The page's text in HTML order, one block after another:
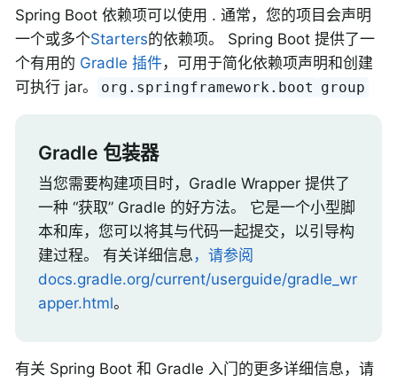
Spring Boot 依赖项可以使用 . 通常，您的项目会声明
一个或多个Starters的依赖项。 Spring Boot 提供了一
个有用的 Gradle 插件，可用于简化依赖项声明和创建
可执行 jar。
org.springframework.boot group
Gradle 包装器
当您需要构建项目时，Gradle Wrapper 提供了
一种 “获取” Gradle 的好方法。 它是一个小型脚
本和库，您可以将其与代码一起提交，以引导构
建过程。 有关详细信息 ，请参阅
docs.gradle.org/current/userguide/gradle_wr
apper.html。
有关 Spring Boot 和 Gradle 入门的更多详细信息，请